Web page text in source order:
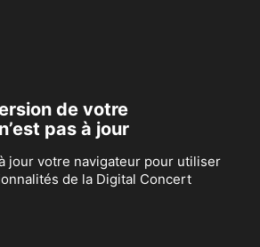
de votre
pas à jour
jour votre navigateur pour utiliser
de la Digital Concert